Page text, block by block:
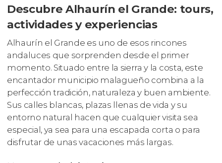
Descubre Alhaurín el Grande: tours,
actividades y experiencias
Alhaurín el Grande es uno de esos rincones
andaluces que sorprenden desde el primer
momento. Situado entre la sierra y la costa, este
encantador municipio malagueño combina a la
perfección tradición, naturaleza y buen ambiente.
Sus calles blancas, plazas llenas de vida y su
entorno natural hacen que cualquier visita sea
especial, ya sea para una escapada corta o para
disfrutar de unas vacaciones más largas.